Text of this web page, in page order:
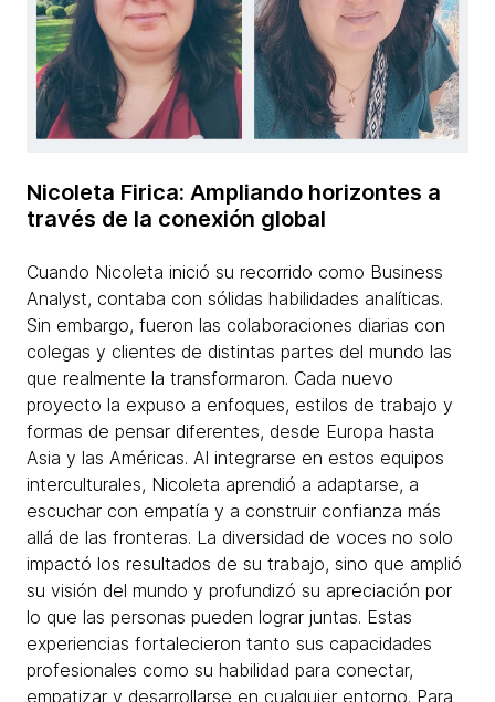
Nicoleta Firica: Ampliando horizontes a
través de la conexión global
Cuando Nicoleta inició su recorrido como Business
Analyst, contaba con sólidas habilidades analíticas.
Sin embargo, fueron las colaboraciones diarias con
colegas y clientes de distintas partes del mundo las
que realmente la transformaron. Cada nuevo
proyecto la expuso a enfoques, estilos de trabajo y
formas de pensar diferentes, desde Europa hasta
Asia y las Américas. Al integrarse en estos equipos
interculturales, Nicoleta aprendió a adaptarse, a
escuchar con empatía y a construir confianza más
allá de las fronteras. La diversidad de voces no solo
impactó los resultados de su trabajo, sino que amplió
su visión del mundo y profundizó su apreciación por
lo que las personas pueden lograr juntas. Estas
experiencias fortalecieron tanto sus capacidades
profesionales como su habilidad para conectar,
empatizar y desarrollarse en cualquier entorno. Para